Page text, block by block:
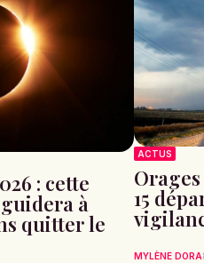
: cette
à
quitter le
ACTUS
15
MYLÈNE DORA